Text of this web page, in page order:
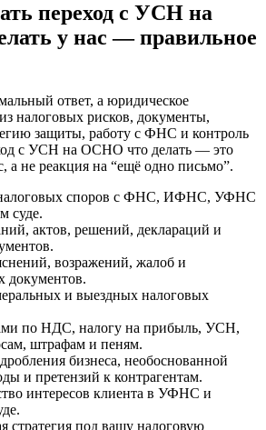
переход с УСН на
у нас — правильное
ответ, а юридическое
налоговых рисков, документы,
защиты, работу с ФНС и контроль
с УСН на ОСНО что делать — это
а не реакция на “ещё одно письмо”.
споров с ФНС, ИФНС, УФНС
суде.
актов, решений, деклараций и
возражений, жалоб и
документов.
и выездных налоговых
по НДС, налогу на прибыль, УСН,
штрафам и пеням.
бизнеса, необоснованной
и претензий к контрагентам.
интересов клиента в УФНС и
стратегия под вашу налоговую